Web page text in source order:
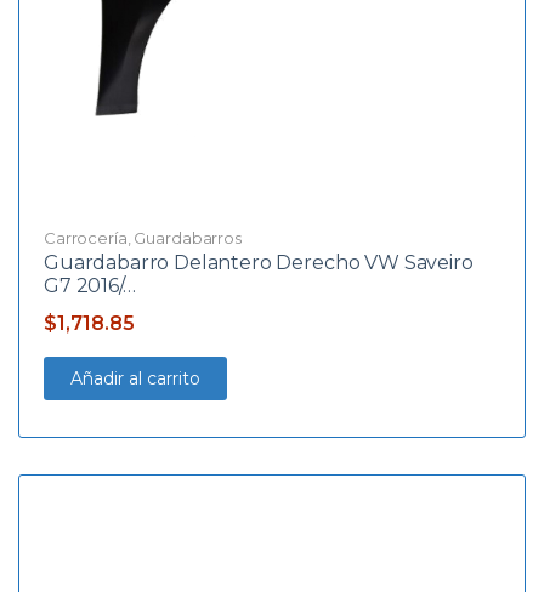
Carrocería Guardabarros
Guardabarro Delantero Derecho VW Saveiro
G7 2016/…
$1,718.85
Añadir al carrito